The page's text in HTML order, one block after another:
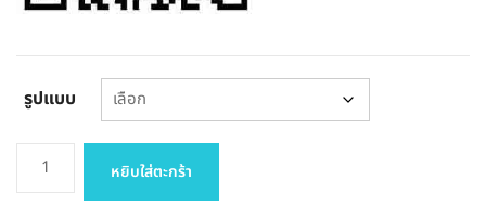
รูปแบบ
จำนวน
หยิบใส่ตะกร้า